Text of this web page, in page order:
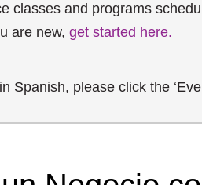
classes and programs
are new, get started here.
Spanish, please click the